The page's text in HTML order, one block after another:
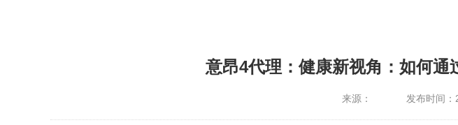
意昂4代理：健康新视角：如何
来源： 发布时间